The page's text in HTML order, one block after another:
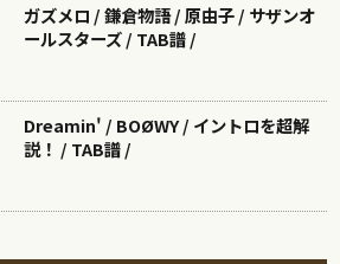
ガズメロ / 鎌倉物語 / 原由子 / サザンオ
ールスターズ / TAB譜 /
Dreamin' / BOØWY / イントロを超解
説！ / TAB譜 /